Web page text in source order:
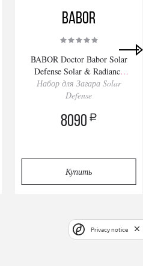
BABOR
BABOR Doctor Babor Solar
Defense Solar & Radiance
Routine Set
Набор для Загара Solar
Defense
8090 a
Купить
Privacy notice